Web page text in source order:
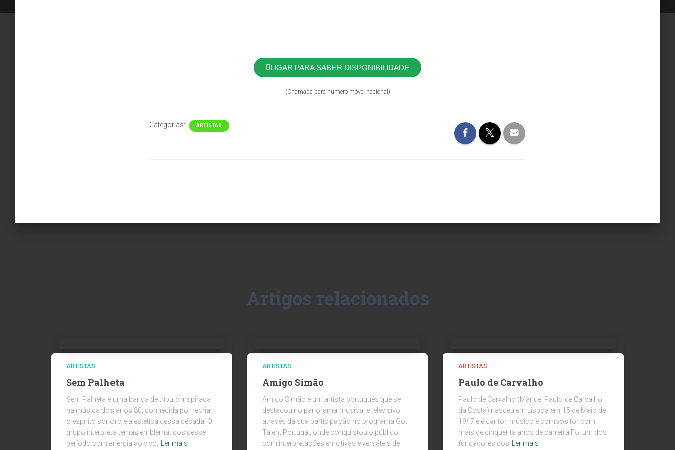
LIGAR PARA SABER DISPONIBILIDADE
(Chamada para numero móvel nacional)
Categorias: ARTISTAS
Artigos relacionados
ARTISTAS
Sem Palheta
Sem Palheta é uma banda de tributo inspirada
na música dos anos 80, conhecida por recriar
o espírito sonoro e a estética dessa década. O
grupo interpreta temas emblemáticos desse
período com energia ao vivo,
Ler mais
ARTISTAS
Amigo Simão
Amigo Simão é um artista português que se
destacou no panorama musical e televisivo
através da sua participação no programa Got
Talent Portugal, onde conquistou o público
com interpretações emotivas e versáteis de
ARTISTAS
Paulo de Carvalho
Paulo de Carvalho (Manuel Paulo de Carvalho
da Costa) nasceu em Lisboa em 15 de Maio de
1947 e é cantor, músico e compositor com
mais de cinquenta anos de carreira.Foi um dos
fundadores dos
Ler mais